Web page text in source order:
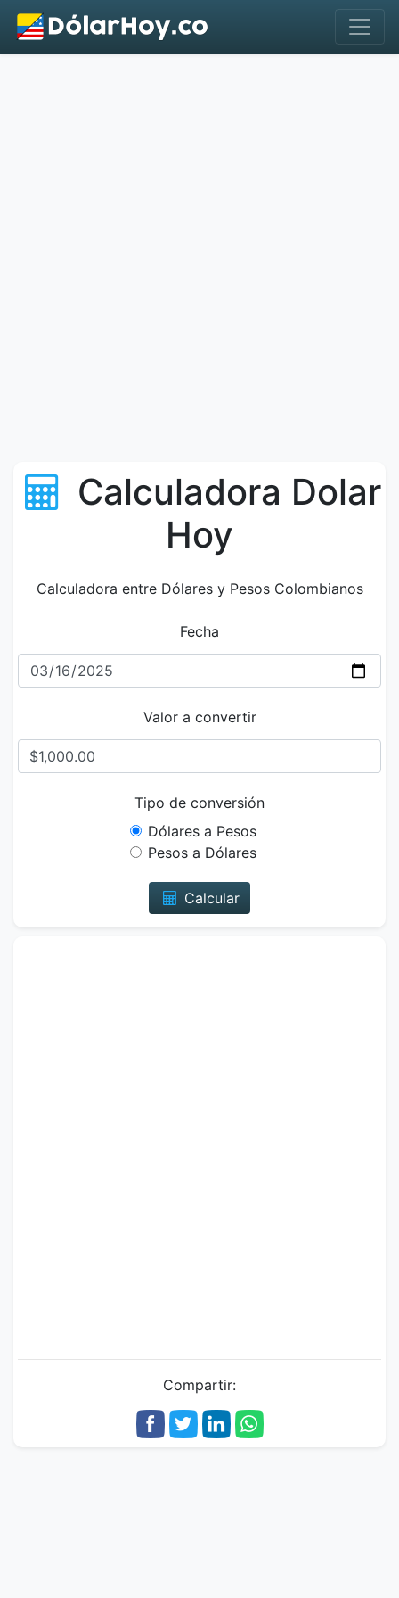
Calculadora Dolar
Hoy
Calculadora entre Dólares y Pesos Colombianos
Fecha
Valor a convertir
Tipo de conversión
Dólares a Pesos
Pesos a Dólares
Calcular
Compartir: